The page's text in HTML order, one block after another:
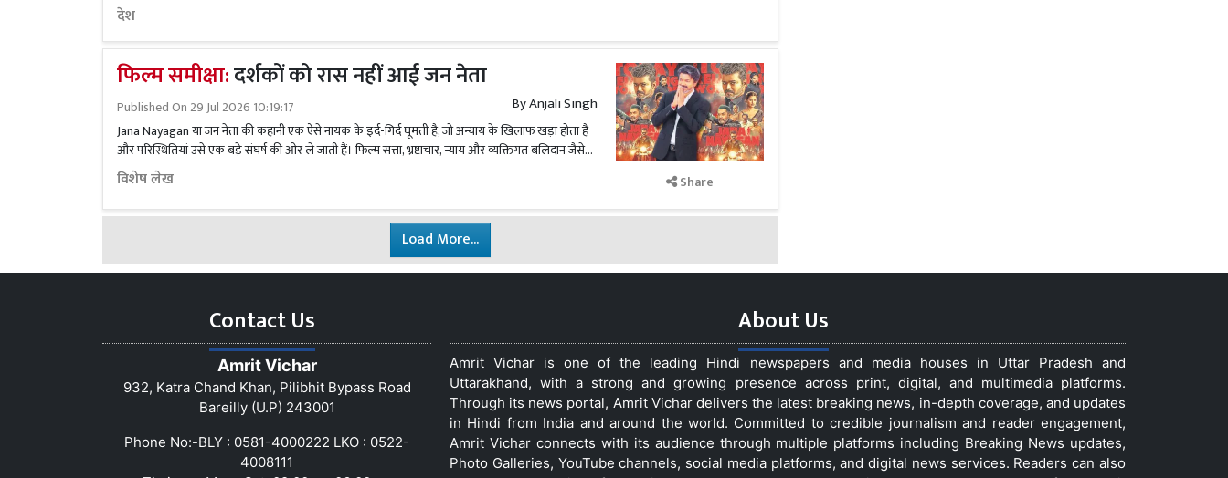
देश
फिल्म समीक्षा:दर्शकों को रास नहीं आई जन नेता
Published On 29 Jul 2026 10:19:17 ByAnjali Singh
Jana Nayagan या जन नेता की कहानी एक ऐसे नायक के इर्द-गिर्द घूमती है, जो अन्याय के खिलाफ खड़ा होता है
और परिस्थितियां उसे एक बड़े संघर्ष की ओर ले जाती हैं। फिल्म सत्ता, भ्रष्टाचार, न्याय और व्यक्तिगत बलिदान जैसे...
विशेष लेख Share
Load More...
Contact Us
Amrit Vichar
932, Katra Chand Khan, Pilibhit Bypass Road
Bareilly (U.P) 243001
Phone No:-BLY : 0581-4000222 LKO : 0522-
4008111
About Us
Amrit Vichar is one of the leading Hindi newspapers and media houses in Uttar Pradesh and
Uttarakhand, with a strong and growing presence across print, digital, and multimedia platforms.
Through its news portal, Amrit Vichar delivers the latest breaking news, in-depth coverage, and updates
in Hindi from India and around the world. Committed to credible journalism and reader engagement,
Amrit Vichar connects with its audience through multiple platforms including Breaking News updates,
Photo Galleries, YouTube channels, social media platforms, and digital news services. Readers can also